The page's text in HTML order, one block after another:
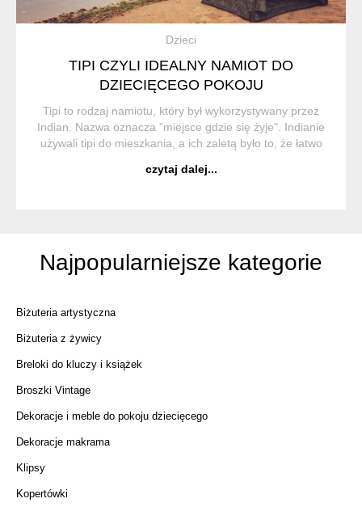
Dzieci
TIPI CZYLI IDEALNY NAMIOT DO
DZIECIĘCEGO POKOJU
Tipi to rodzaj namiotu, który był wykorzystywany przez
Indian. Nazwa oznacza "miejsce gdzie się żyje". Indianie
używali tipi do mieszkania, a ich zaletą było to, że łatwo
miejsce. ...
czytaj dalej...
Najpopularniejsze kategorie
Biżuteria artystyczna
Biżuteria z żywicy
Breloki do kluczy i książek
Broszki Vintage
Dekoracje i meble do pokoju dziecięcego
Dekoracje makrama
Klipsy
Kopertówki